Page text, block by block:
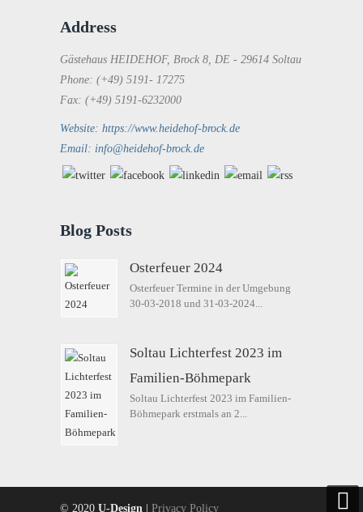
Address
Gästehaus HEIDEHOF, Brock 8, DE - 29614 Soltau
Phone: (+49) 5191- 17275
Fax: (+49) 5191-6232000
Website: https://www.heidehof-brock.de
Email: info@heidehof-brock.de
Blog Posts
Osterfeuer 2024
Osterfeuer Termine in der Umgebung
30-03-2018 und 31-03-2024...
Soltau Lichterfest 2023 im
Familien-Böhmepark
Soltau Lichterfest 2023 im Familien-
Böhmepark erstmals an 2...
© 2020 U-Design Privacy Policy